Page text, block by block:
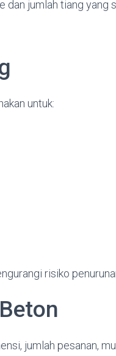
dan jumlah tiang yang
untuk:
risiko
jumlah pesanan,